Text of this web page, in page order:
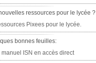
ressources pour le lycée ?
Pixees pour le lycée.
bonnes feuilles:
manuel ISN en accès direct